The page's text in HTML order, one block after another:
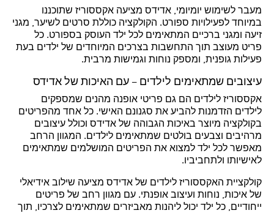
מעבר לשימוש יומיומי, אדידס מציעה אקססוריז שתוכננו
במיוחד לפעילויות ספורט. הקולקציה כוללת סרטים לשיער, מגני
זיעה ומגני ברכיים המתאימים לכל ילד העוסק בספורט. כל
פריט מעוצב תוך התחשבות בצרכים המיוחדים של ילדים בעת
פעילות גופנית, ומספק נוחות וגמישות מרבית.
עיצובים שמתאימים לילדים – עם האיכות של אדידס
אקססוריז לילדים הם גם פריטי אופנה מהנים שמספקים
לילדים הזדמנות להביע את סגנונם האישי. כל אחד מהפריטים
בקולקציה מיוצר באיכות הגבוהה של אדידס וכולל עיצובים
מרהיבים וצבעים בולטים שמתאימים לילדים. המגוון הרחב
מאפשר לכל ילד למצוא את הפריטים המושלמים שמתאימים
לאישיותו ולתחביביו.
קולקציית האקססוריז לילדים של אדידס מציעה שילוב אידיאלי
של איכות, נוחות ועיצוב אופנתי. עם מגוון רחב של פריטים
ייחודיים, כל ילד יכול ליהנות מאביזרים שמתאימים לצרכיו, תוך